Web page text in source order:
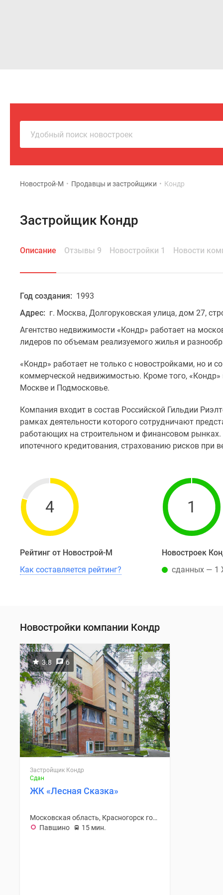
Удобный поиск новостроек
Новострой-М • Продавцы и застройщики • Кондр
Застройщик Кондр
Описание Отзывы 9 Новостройки 1 Новости
Год создания: 1993
Адрес: г. Москва, Долгоруковская улица, дом 27,
Агентство недвижимости «Кондр» работает на
лидеров по объемам реализуемого жилья и
«Кондр» работает не только с новостройками, но и
коммерческой недвижимостью. Кроме того, «Кондр»
Москве и Подмосковье.
Компания входит в состав Российской Гильдии
рамках деятельности которого сотрудничают
работающих на строительном и финансовом
ипотечного кредитования, страхованию рисков при
4
Рейтинг от Новострой-М
Как составляется рейтинг?
1
Новостроек
сданных — 1
Новостройки компании Кондр
3.8 6
Застройщик Кондр
Сдан
ЖК «Лесная Сказка»
Московская область, Красногорск городской округ
Павшино
15 мин.